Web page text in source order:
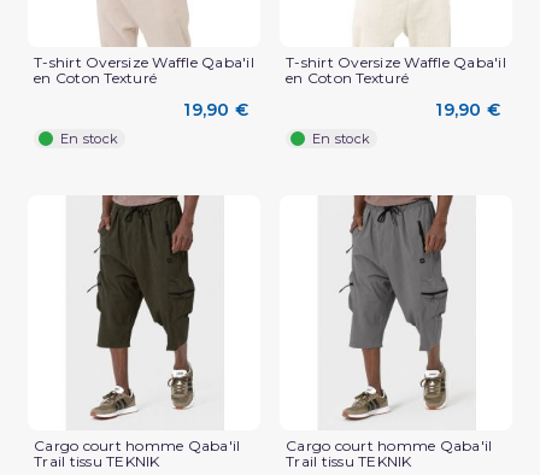
(2 avis)
T-shirt Oversize Waffle Qaba'il
en Coton Texturé
19,90 €
En stock
T-shirt Oversize Waffle Qaba'il
en Coton Texturé
19,90 €
En stock
Cargo court homme Qaba'il
Trail tissu TEKNIK
Cargo court homme Qaba'il
Trail tissu TEKNIK